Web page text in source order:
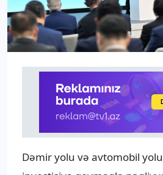
Dəmir yolu və avtomobil